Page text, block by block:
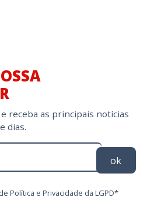
receba as principais notícias
dias.
ok
Política e Privacidade da LGPD*